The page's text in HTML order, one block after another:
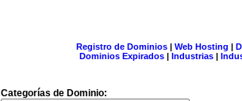
Registro de Dominios| Web Hosting |
Dominios Expirados | Industrias |
Categorías de Dominio: